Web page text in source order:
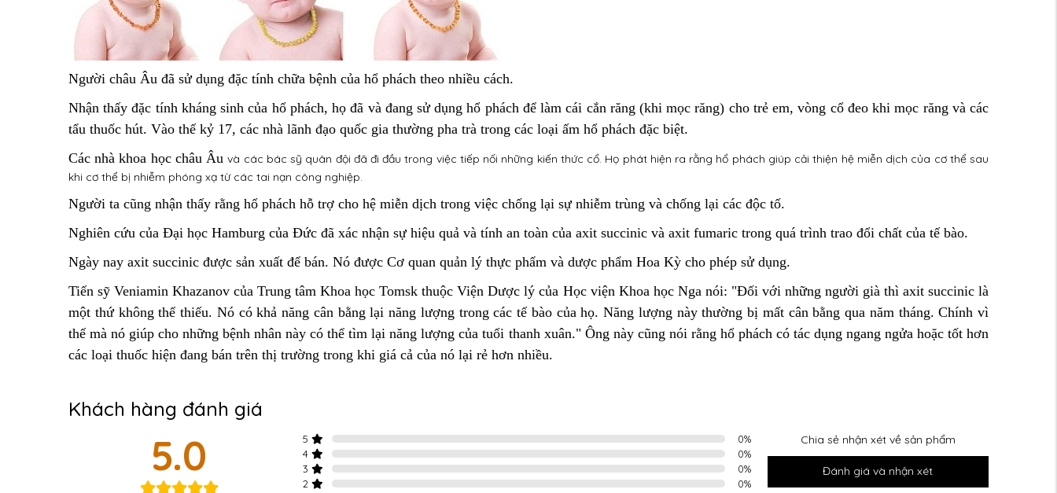
Người châu Âu đã sử dụng đặc tính chữa bệnh của hổ phách theo nhiều cách.
Nhận thấy đặc tính kháng sinh của hổ phách, họ đã và đang sử dụng hổ phách để làm cái cắn răng (khi mọc răng) cho trẻ em, vòng cổ đeo khi mọc răng và các
tẩu thuốc hút. Vào thế kỷ 17, các nhà lãnh đạo quốc gia thường pha trà trong các loại ấm hổ phách đặc biệt.
Các nhà khoa học châu Âuvà các bác sỹ quân đội đã đi đầu trong việc tiếp nối những kiến thức cổ. Họ phát hiện ra rằng hổ phách giúp cải thiện hệ miễn dịch của cơ thể sau
khi cơ thể bị nhiễm phóng xạ từ các tai nạn công nghiệp.
Người ta cũng nhận thấy rằng hổ phách hỗ trợ cho hệ miễn dịch trong việc chống lại sự nhiễm trùng và chống lại các độc tố.
Nghiên cứu của Đại học Hamburg của Đức đã xác nhận sự hiệu quả và tính an toàn của axit succinic và axit fumaric trong quá trình trao đổi chất của tế bào.
Ngày nay axit succinic được sản xuất để bán. Nó được Cơ quan quản lý thực phẩm và dược phẩm Hoa Kỳ cho phép sử dụng.
Tiến sỹ Veniamin Khazanov của Trung tâm Khoa học Tomsk thuộc Viện Dược lý của Học viện Khoa học Nga nói: "Đối với những người già thì axit succinic là
một thứ không thể thiếu. Nó có khả năng cân bằng lại năng lượng trong các tế bào của họ. Năng lượng này thường bị mất cân bằng qua năm tháng. Chính vì
thế mà nó giúp cho những bệnh nhân này có thể tìm lại năng lượng của tuổi thanh xuân." Ông này cũng nói rằng hổ phách có tác dụng ngang ngửa hoặc tốt hơn
các loại thuốc hiện đang bán trên thị trường trong khi giá cả của nó lại rẻ hơn nhiều.
Khách hàng đánh giá
5.0 5 0%
4
0%
3
0%
2
0%
Chia sẻ nhận xét về sản phẩm
Đánh giá và nhận xét